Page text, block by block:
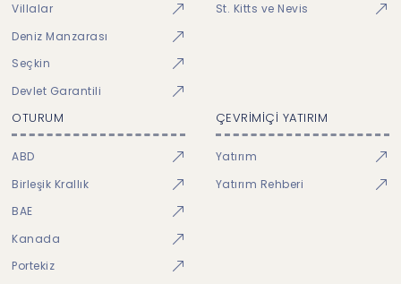
Villalar
Deniz Manzarası
Seçkin
Devlet Garantili
St. Kitts ve Nevis
OTURUM
ABD
Birleşik Krallık
BAE
Kanada
Portekiz
ÇEVRİMİÇİ YATIRIM
Yatırım
Yatırım Rehberi